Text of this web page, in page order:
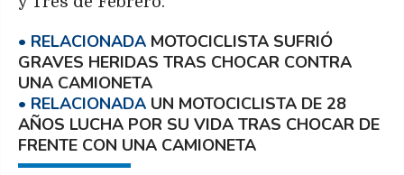
MOTOCICLISTA SUFRIÓ
GRAVES HERIDAS TRAS CHOCAR CONTRA
UNA CAMIONETA
UN MOTOCICLISTA DE 28
AÑOS LUCHA POR SU VIDA TRAS CHOCAR DE
FRENTE CON UNA CAMIONETA